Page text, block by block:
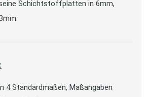
Schichtstoffplatten in 6mm,
4 Standardmaßen, Maßangaben